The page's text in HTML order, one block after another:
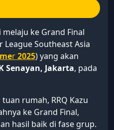
ke Grand Final
League Southeast Asia
r2025) yang akan
Senayan, Jakarta, pada
rumah, RRQ Kazu
ke Grand Final,
hasil baik di fase grup.